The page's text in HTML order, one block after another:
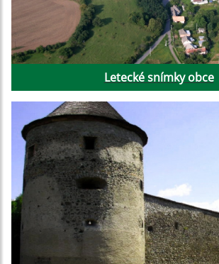
Letecké snímky obce